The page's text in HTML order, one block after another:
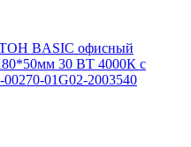
BASIC офисный
30 ВТ 4000К с
01G02-2003540